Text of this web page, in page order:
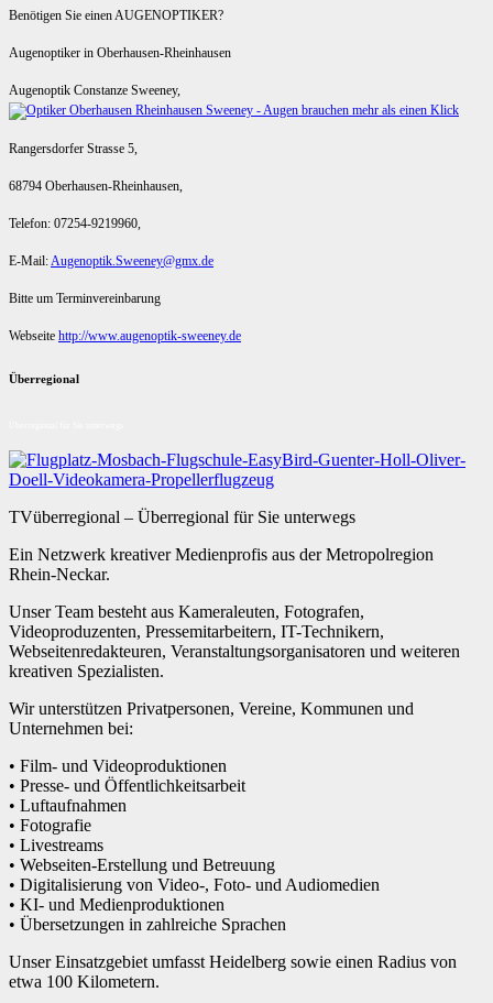
Benötigen Sie einen AUGENOPTIKER?
Augenoptiker in Oberhausen-Rheinhausen
Augenoptik Constanze Sweeney,
Rangersdorfer Strasse 5,
68794 Oberhausen-Rheinhausen,
Telefon: 07254-9219960,
E-Mail:Augenoptik.Sweeney@gmx.de
Bitte um Terminvereinbarung
Webseite http://www.augenoptik-sweeney.de
Überregional
TVüberregional – Überregional für Sie unterwegs
Ein Netzwerk kreativer Medienprofis aus der Metropolregion
Rhein-Neckar.
Unser Team besteht aus Kameraleuten, Fotografen,
Videoproduzenten, Pressemitarbeitern, IT-Technikern,
Webseitenredakteuren, Veranstaltungsorganisatoren und weiteren
kreativen Spezialisten.
Wir unterstützen Privatpersonen, Vereine, Kommunen und
Unternehmen bei:
• Film- und Videoproduktionen
• Presse- und Öffentlichkeitsarbeit
• Luftaufnahmen
• Fotografie
• Livestreams
• Webseiten-Erstellung und Betreuung
• Digitalisierung von Video-, Foto- und Audiomedien
• KI- und Medienproduktionen
• Übersetzungen in zahlreiche Sprachen
Unser Einsatzgebiet umfasst Heidelberg sowie einen Radius von
etwa 100 Kilometern.